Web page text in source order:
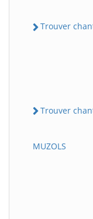
Trouver
Trouver
MUZOLS